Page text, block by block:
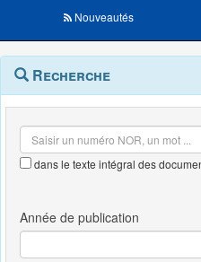
Nouveautés
Navigation
outils
Menu
contextuel
Recherche
dans le texte intégral des